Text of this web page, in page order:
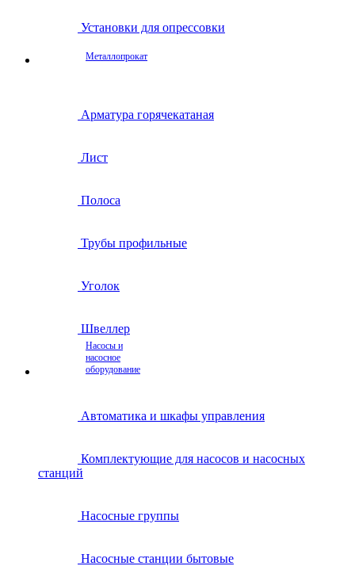
Установки для опрессовки
Металлопрокат
Арматура горячекатаная
Лист
Полоса
Трубы профильные
Уголок
Швеллер
Насосы и
насосное
оборудование
Автоматика и шкафы управления
Комплектующие для насосов и насосных
станций
Насосные группы
Насосные станции бытовые